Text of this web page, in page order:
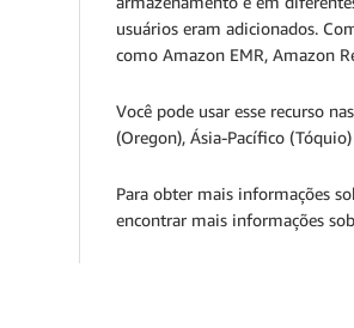
usuários eram adicionados.
como Amazon EMR, Amazon
Você pode usar esse recurso
(Oregon), Ásia-Pacífico
Para obter mais informações
encontrar mais informações